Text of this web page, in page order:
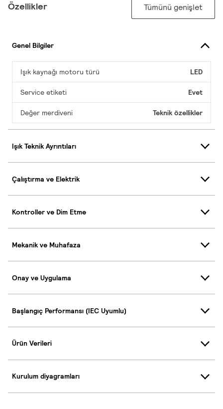
Özellikler Tümünü genişlet
Genel Bilgiler
Işık kaynağı motoru türü LED
Service etiketi Evet
Değer merdiveni Teknik özellikler
Işık Teknik Ayrıntıları
Çalıştırma ve Elektrik
Kontroller ve Dim Etme
Mekanik ve Muhafaza
Onay ve Uygulama
Başlangıç Performansı (IEC Uyumlu)
Ürün Verileri
Kurulum diyagramları